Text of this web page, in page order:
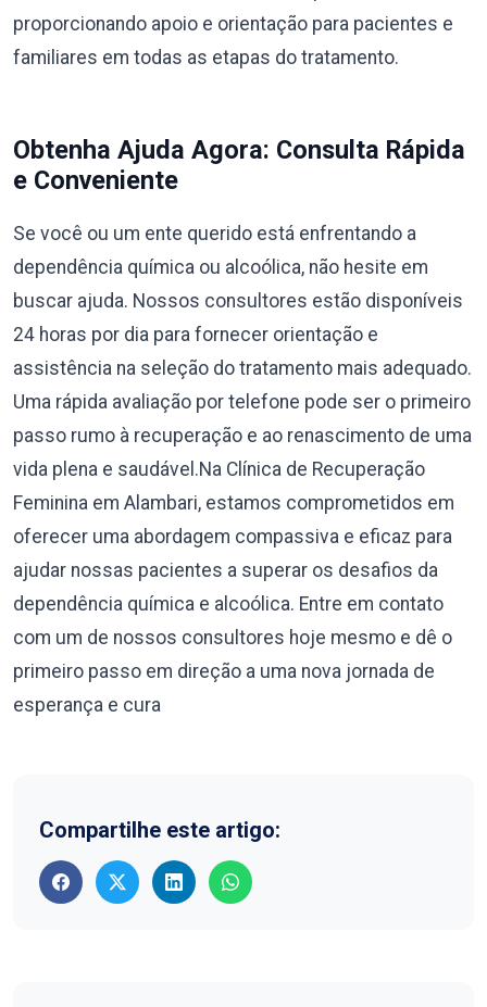
proporcionando apoio e orientação para pacientes e
familiares em todas as etapas do tratamento.
Obtenha Ajuda Agora: Consulta Rápida
e Conveniente
Se você ou um ente querido está enfrentando a
dependência química ou alcoólica, não hesite em
buscar ajuda. Nossos consultores estão disponíveis
24 horas por dia para fornecer orientação e
assistência na seleção do tratamento mais adequado.
Uma rápida avaliação por telefone pode ser o primeiro
passo rumo à recuperação e ao renascimento de uma
vida plena e saudável.Na Clínica de Recuperação
Feminina em Alambari, estamos comprometidos em
oferecer uma abordagem compassiva e eficaz para
ajudar nossas pacientes a superar os desafios da
dependência química e alcoólica. Entre em contato
com um de nossos consultores hoje mesmo e dê o
primeiro passo em direção a uma nova jornada de
esperança e cura
Compartilhe este artigo: